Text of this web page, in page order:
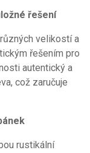
řešení
velikostí a
řešením pro
autentický a
což zaručuje
rustikální